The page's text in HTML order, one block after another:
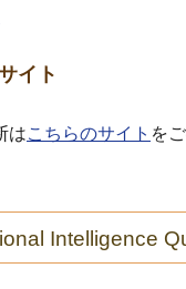
イト
はこちらのサイト を
Intelligence